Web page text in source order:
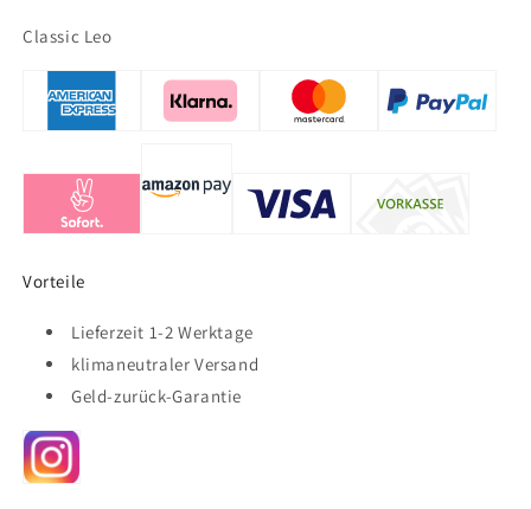
Classic Leo
Vorteile
Lieferzeit 1-2 Werktage
klimaneutraler Versand
Geld-zurück-Garantie